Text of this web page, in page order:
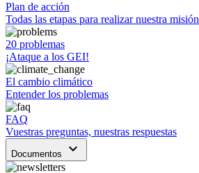
Plan de acción
Todas las etapas para realizar nuestra misión
20 problemas
¡Ataque a los GEI!
El cambio climático
Entender los problemas
FAQ
Vuestras preguntas, nuestras respuestas
Documentos keyboard_arrow_down